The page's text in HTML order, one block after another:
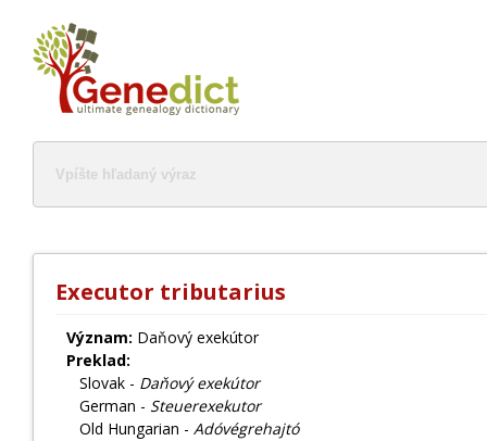
Executor tributarius
Význam: Daňový exekútor
Preklad:
Slovak - Daňový exekútor
German - Steuerexekutor
Old Hungarian - Adóvégrehajtó